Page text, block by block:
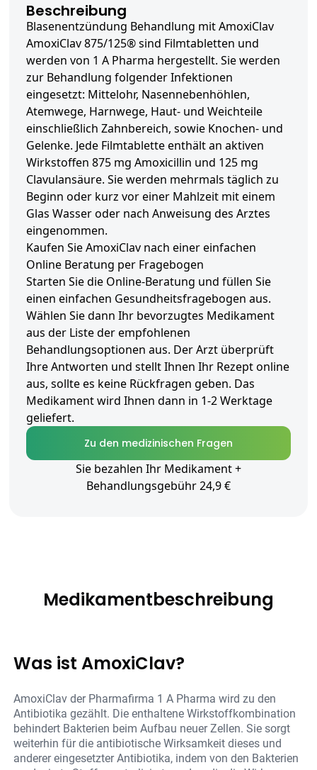
Beschreibung
Blasenentzündung Behandlung mit AmoxiClav
AmoxiClav 875/125® sind Filmtabletten und
werden von 1 A Pharma hergestellt. Sie werden
zur Behandlung folgender Infektionen
eingesetzt: Mittelohr, Nasennebenhöhlen,
Atemwege, Harnwege, Haut- und Weichteile
einschließlich Zahnbereich, sowie Knochen- und
Gelenke. Jede Filmtablette enthält an aktiven
Wirkstoffen 875 mg Amoxicillin und 125 mg
Clavulansäure. Sie werden mehrmals täglich zu
Beginn oder kurz vor einer Mahlzeit mit einem
Glas Wasser oder nach Anweisung des Arztes
eingenommen.
Kaufen Sie AmoxiClav nach einer einfachen
Online Beratung per Fragebogen
Starten Sie die Online-Beratung und füllen Sie
einen einfachen Gesundheitsfragebogen aus.
Wählen Sie dann Ihr bevorzugtes Medikament
aus der Liste der empfohlenen
Behandlungsoptionen aus. Der Arzt überprüft
Ihre Antworten und stellt Ihnen Ihr Rezept online
aus, sollte es keine Rückfragen geben. Das
Medikament wird Ihnen dann in 1-2 Werktage
geliefert.
Zu den medizinischen Fragen
Sie bezahlen Ihr Medikament +
Behandlungsgebühr 24,9 €
Medikamentbeschreibung
Was ist AmoxiClav?
AmoxiClav der Pharmafirma 1 A Pharma wird zu den
Antibiotika gezählt. Die enthaltene Wirkstoffkombination
behindert Bakterien beim Aufbau neuer Zellen. Sie sorgt
weiterhin für die antibiotische Wirksamkeit dieses und
anderer eingesetzter Antibiotika, indem von den Bakterien